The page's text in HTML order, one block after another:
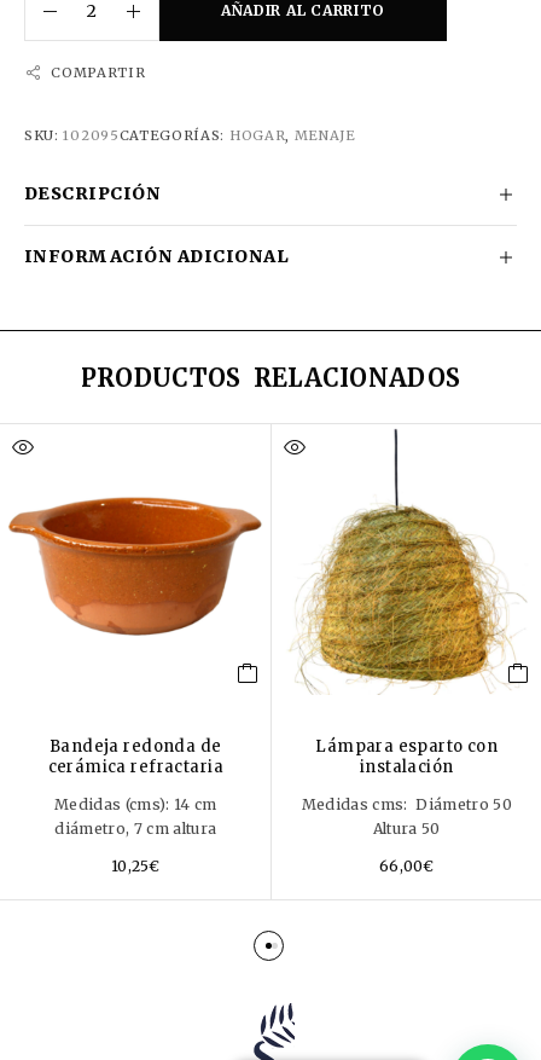
AÑADIR AL CARRITO
COMPARTIR
SKU:102095CATEGORÍAS: HOGAR, MENAJE
DESCRIPCIÓN
INFORMACIÓN ADICIONAL
PRODUCTOS RELACIONADOS
Bandeja redonda de
cerámica refractaria
Medidas (cms): 14 cm
diámetro, 7 cm altura
10,25€
Lámpara esparto con
instalación
Medidas cms: Diámetro 50
Altura 50
66,00€